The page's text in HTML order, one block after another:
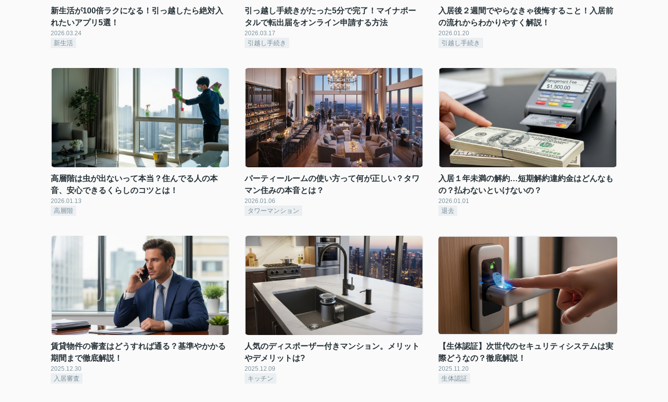
新生活が100倍ラクになる！引っ越したら絶対入
れたいアプリ5選！
2026.03.24
新生活
引っ越し手続きがたった5分で完了！マイナポー
タルで転出届をオンライン申請する方法
2026.03.17
引越し手続き
入居後２週間でやらなきゃ後悔すること！入居前
の流れからわかりやすく解説！
2026.01.20
引越し手続き
高層階は虫が出ないって本当？住んでる人の本
音、安心できるくらしのコツとは！
2026.01.13
高層階
パーティールームの使い方って何が正しい？タワ
マン住みの本音とは？
2026.01.06
タワーマンション
入居１年未満の解約…短期解約違約金はどんなも
の？払わないといけないの？
2026.01.01
退去
賃貸物件の審査はどうすれば通る？基準やかかる
期間まで徹底解説！
2025.12.30
入居審査
人気のディスポーザー付きマンション。メリット
やデメリットは?
2025.12.09
キッチン
【生体認証】次世代のセキュリティシステムは実
際どうなの？徹底解説！
2025.11.20
生体認証